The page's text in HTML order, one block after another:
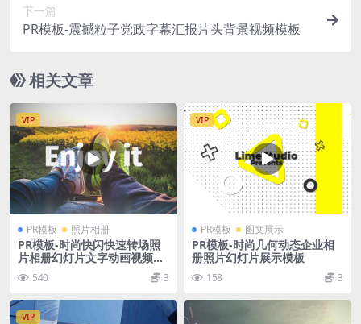
下一篇
PR模板-震撼粒子党政字幕汇报片头背景视频模板
相关文章
VIP
PR模板 照片相册
PR模板-时尚快闪快速转场照
片相册幻灯片文字动画视频模
板 540 3
VIP
PR模板 图文展示
PR模板-时尚几何动态企业相
册照片幻灯片展示模板
158 3
VIP